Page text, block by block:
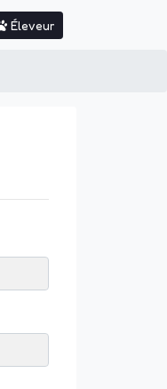
Éleveur